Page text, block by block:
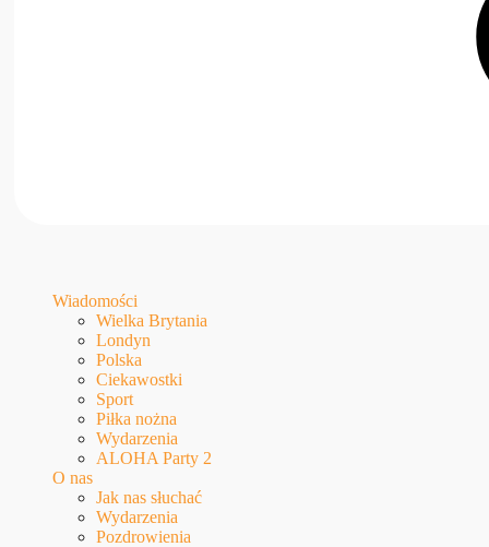
Wiadomości
Wielka Brytania
Londyn
Polska
Ciekawostki
Sport
Piłka nożna
Wydarzenia
ALOHA Party 2
O nas
Jak nas słuchać
Wydarzenia
Pozdrowienia